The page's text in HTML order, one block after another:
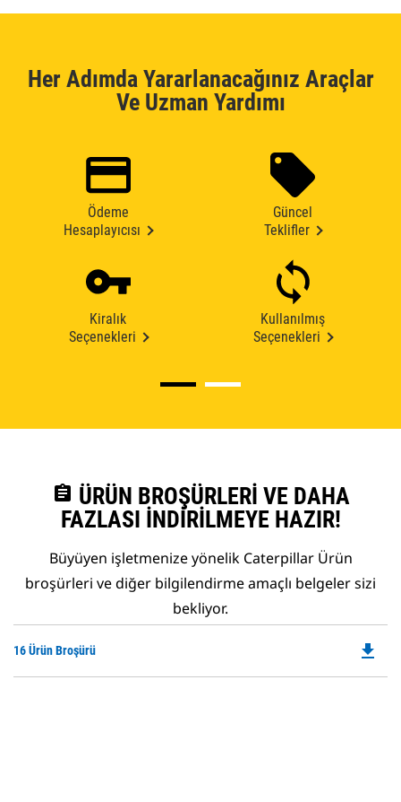
Her Adımda Yararlanacağınız Araçlar
Ve Uzman Yardımı
Ödeme
Hesaplayıcısı
Güncel
Teklifler
Kiralık
Seçenekleri
Kullanılmış
Seçenekleri
assignment ÜRÜN BROŞÜRLERI VE DAHA
FAZLASI İNDIRILMEYE HAZIR!
Büyüyen işletmenize yönelik Caterpillar Ürün
broşürleri ve diğer bilgilendirme amaçlı belgeler sizi
bekliyor.
16 Ürün Broşürü file_download